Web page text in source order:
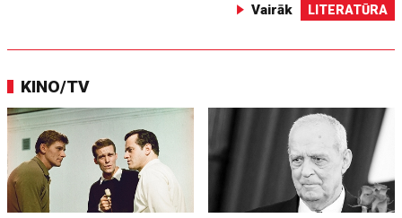
Vairāk LITERATŪRA
KINO/TV